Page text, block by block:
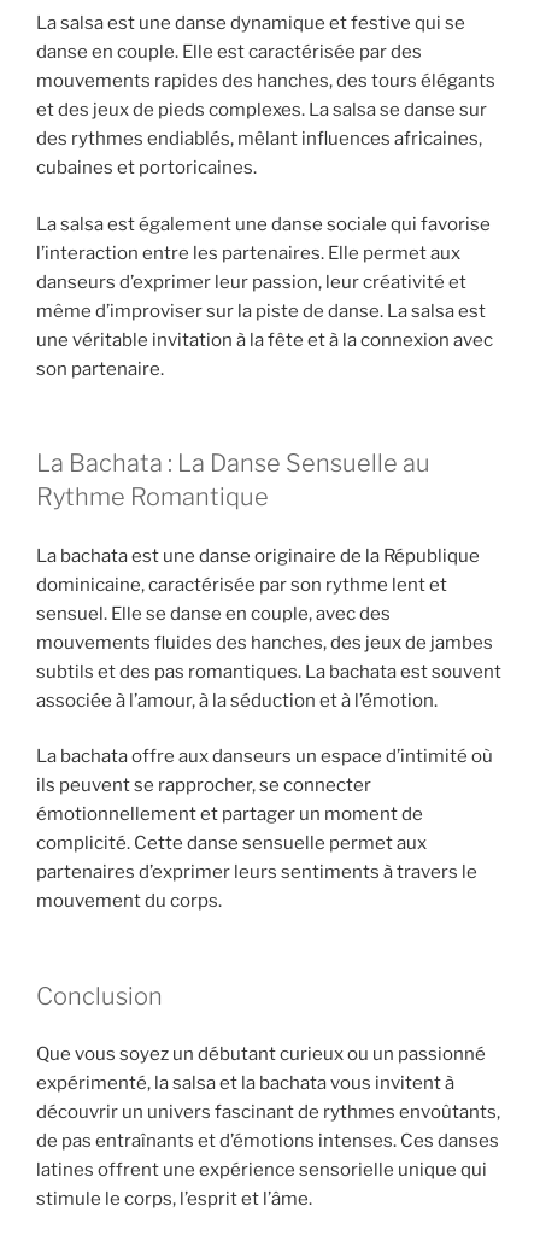
La salsa est une danse dynamique et festive qui se
danse en couple. Elle est caractérisée par des
mouvements rapides des hanches, des tours élégants
et des jeux de pieds complexes. La salsa se danse sur
des rythmes endiablés, mêlant influences africaines,
cubaines et portoricaines.
La salsa est également une danse sociale qui favorise
l’interaction entre les partenaires. Elle permet aux
danseurs d’exprimer leur passion, leur créativité et
même d’improviser sur la piste de danse. La salsa est
une véritable invitation à la fête et à la connexion avec
son partenaire.
La Bachata : La Danse Sensuelle au
Rythme Romantique
La bachata est une danse originaire de la République
dominicaine, caractérisée par son rythme lent et
sensuel. Elle se danse en couple, avec des
mouvements fluides des hanches, des jeux de jambes
subtils et des pas romantiques. La bachata est souvent
associée à l’amour, à la séduction et à l’émotion.
La bachata offre aux danseurs un espace d’intimité où
ils peuvent se rapprocher, se connecter
émotionnellement et partager un moment de
complicité. Cette danse sensuelle permet aux
partenaires d’exprimer leurs sentiments à travers le
mouvement du corps.
Conclusion
Que vous soyez un débutant curieux ou un passionné
expérimenté, la salsa et la bachata vous invitent à
découvrir un univers fascinant de rythmes envoûtants,
de pas entraînants et d’émotions intenses. Ces danses
latines offrent une expérience sensorielle unique qui
stimule le corps, l’esprit et l’âme.